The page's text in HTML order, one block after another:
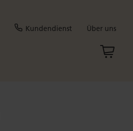
Kundendienst Über uns